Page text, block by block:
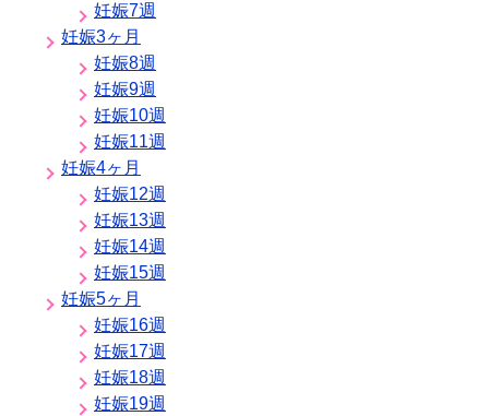
妊娠7週
妊娠3ヶ月
妊娠8週
妊娠9週
妊娠10週
妊娠11週
妊娠4ヶ月
妊娠12週
妊娠13週
妊娠14週
妊娠15週
妊娠5ヶ月
妊娠16週
妊娠17週
妊娠18週
妊娠19週